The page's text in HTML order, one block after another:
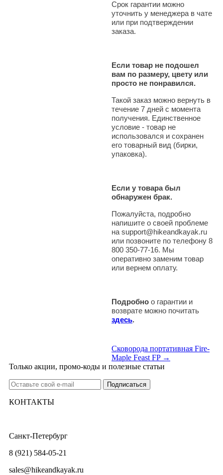
Срок гарантии можно
уточнить у менеджера в чате
или при подтверждении
заказа.
Если товар не подошел
вам по размеру, цвету или
просто не понравился.
Такой заказ можно вернуть в
течение 7 дней с момента
получения. Единственное
условие - товар не
использовался и сохранен
его товарный вид (бирки,
упаковка).
Если у товара был
обнаружен брак.
Пожалуйста, подробно
напишите о своей проблеме
на support@hikeandkayak.ru
или позвоните по телефону 8
800 350-77-16. Мы
оперативно заменим товар
или вернем оплату.
Подробно о гарантии и
возврате можно почитать
здесь.
Сковорода портативная Fire-
Maple Feast FP →
Только акции, промо-коды и полезные статьи
КОНТАКТЫ
Санкт-Петербург
8 (921) 584-05-21
sales@hikeandkayak.ru